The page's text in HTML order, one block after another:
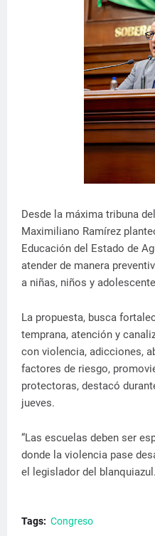
Desde la máxima tribuna
Maximiliano Ramírez
Educación del Estado de
atender de manera
a niñas, niños y
La propuesta, busca
temprana, atención y
con violencia, adicciones,
factores de riesgo,
protectoras, destacó
jueves.
“Las escuelas deben ser
donde la violencia pase
el legislador del blanquiazul.
Tags: Congreso